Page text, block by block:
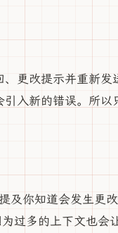
更改提示并重新发
入新的错误。所以
及你知道会发生更
过多的上下文也会